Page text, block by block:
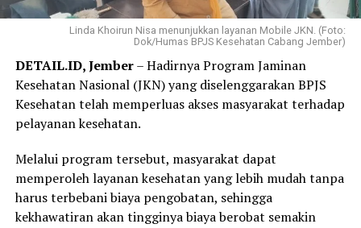
Menurutnya, proses yang sederhana dan tidak
mengharuskannya datang ke kantor BPJS Kesehatan
membuat layanan tersebut lebih praktis dan mudah
diakses.
“Saya langsung mendaftar Program REHAB 3.0 melalui
Aplikasi Mobile JKN dan prosesnya sangat mudah. Saya
skema cicilan yang fleksibel benar-benar menjadi solusi
karena saya bisa mencicil tunggakan sesuai kemampuan.
Saya juga bersyukur pemerintah tetap hadir
memberikan perlindungan kesehatan bagi masyarakat
Linda Khoirun Nisa menunjukkan layanan Mobile JKN. (Foto:
Dok/Humas BPJS Kesehatan Cabang Jember)
DETAIL.ID, Jember– Hadirnya Program Jaminan
Kesehatan Nasional (JKN) yang diselenggarakan BPJS
Kesehatan telah memperluas akses masyarakat terhadap
pelayanan kesehatan.
Melalui program tersebut, masyarakat dapat
memperoleh layanan kesehatan yang lebih mudah tanpa
harus terbebani biaya pengobatan, sehingga
kekhawatiran akan tingginya biaya berobat semakin